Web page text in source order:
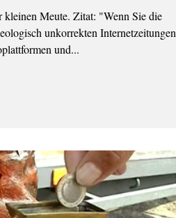
kleinen Meute. Zitat: "Wenn Sie die
unkorrekten Internetzeitungen,
und...